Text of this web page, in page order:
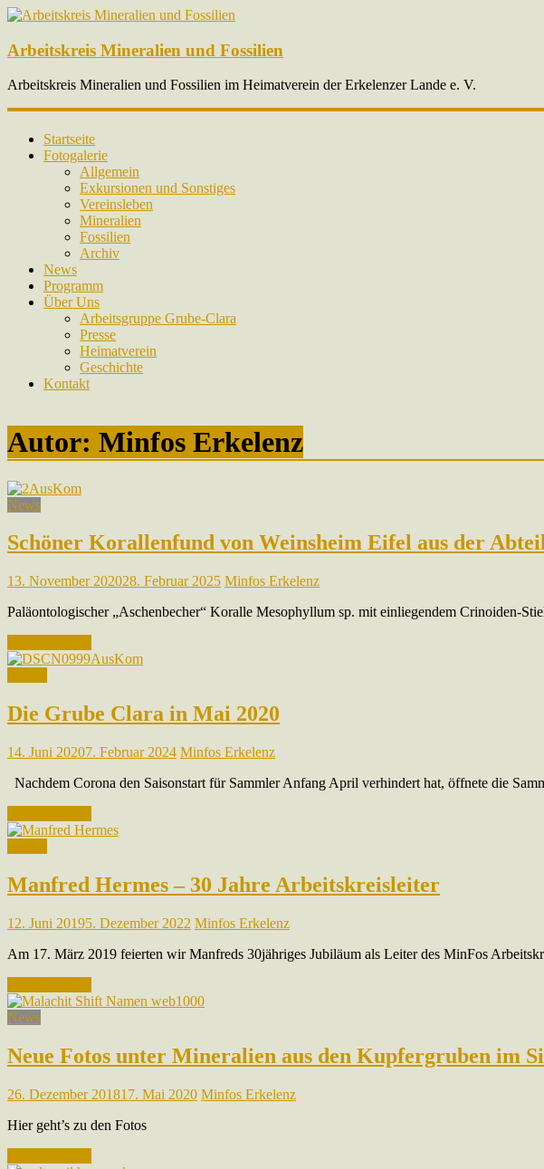
Arbeitskreis Mineralien und Fossilien
Arbeitskreis Mineralien und Fossilien im Heimatverein der Erkelenzer Lande e. V.
Startseite
Fotogalerie
Allgemein
Exkursionen und Sonstiges
Vereinsleben
Mineralien
Fossilien
Archiv
News
Programm
Über Uns
Arbeitsgruppe Grube-Clara
Presse
Heimatverein
Geschichte
Kontakt
Autor: Minfos Erkelenz
News
Schöner Korallenfund von Weinsheim Eifel aus der
13. November 202028. Februar 2025 Minfos Erkelenz
Paläontologischer „Aschenbecher“ Koralle Mesophyllum sp. mit einliegendem Crinoiden-
Die Grube Clara in Mai 2020
14. Juni 20207. Februar 2024 Minfos Erkelenz
Nachdem Corona den Saisonstart für Sammler Anfang April verhindert hat, öffnete die
Manfred Hermes – 30 Jahre Arbeitskreisleiter
12. Juni 20195. Dezember 2022 Minfos Erkelenz
Am 17. März 2019 feierten wir Manfreds 30jähriges Jubiläum als Leiter des MinFos
News
Neue Fotos unter Mineralien aus den Kupfergruben im
26. Dezember 201817. Mai 2020 Minfos Erkelenz
Hier geht’s zu den Fotos